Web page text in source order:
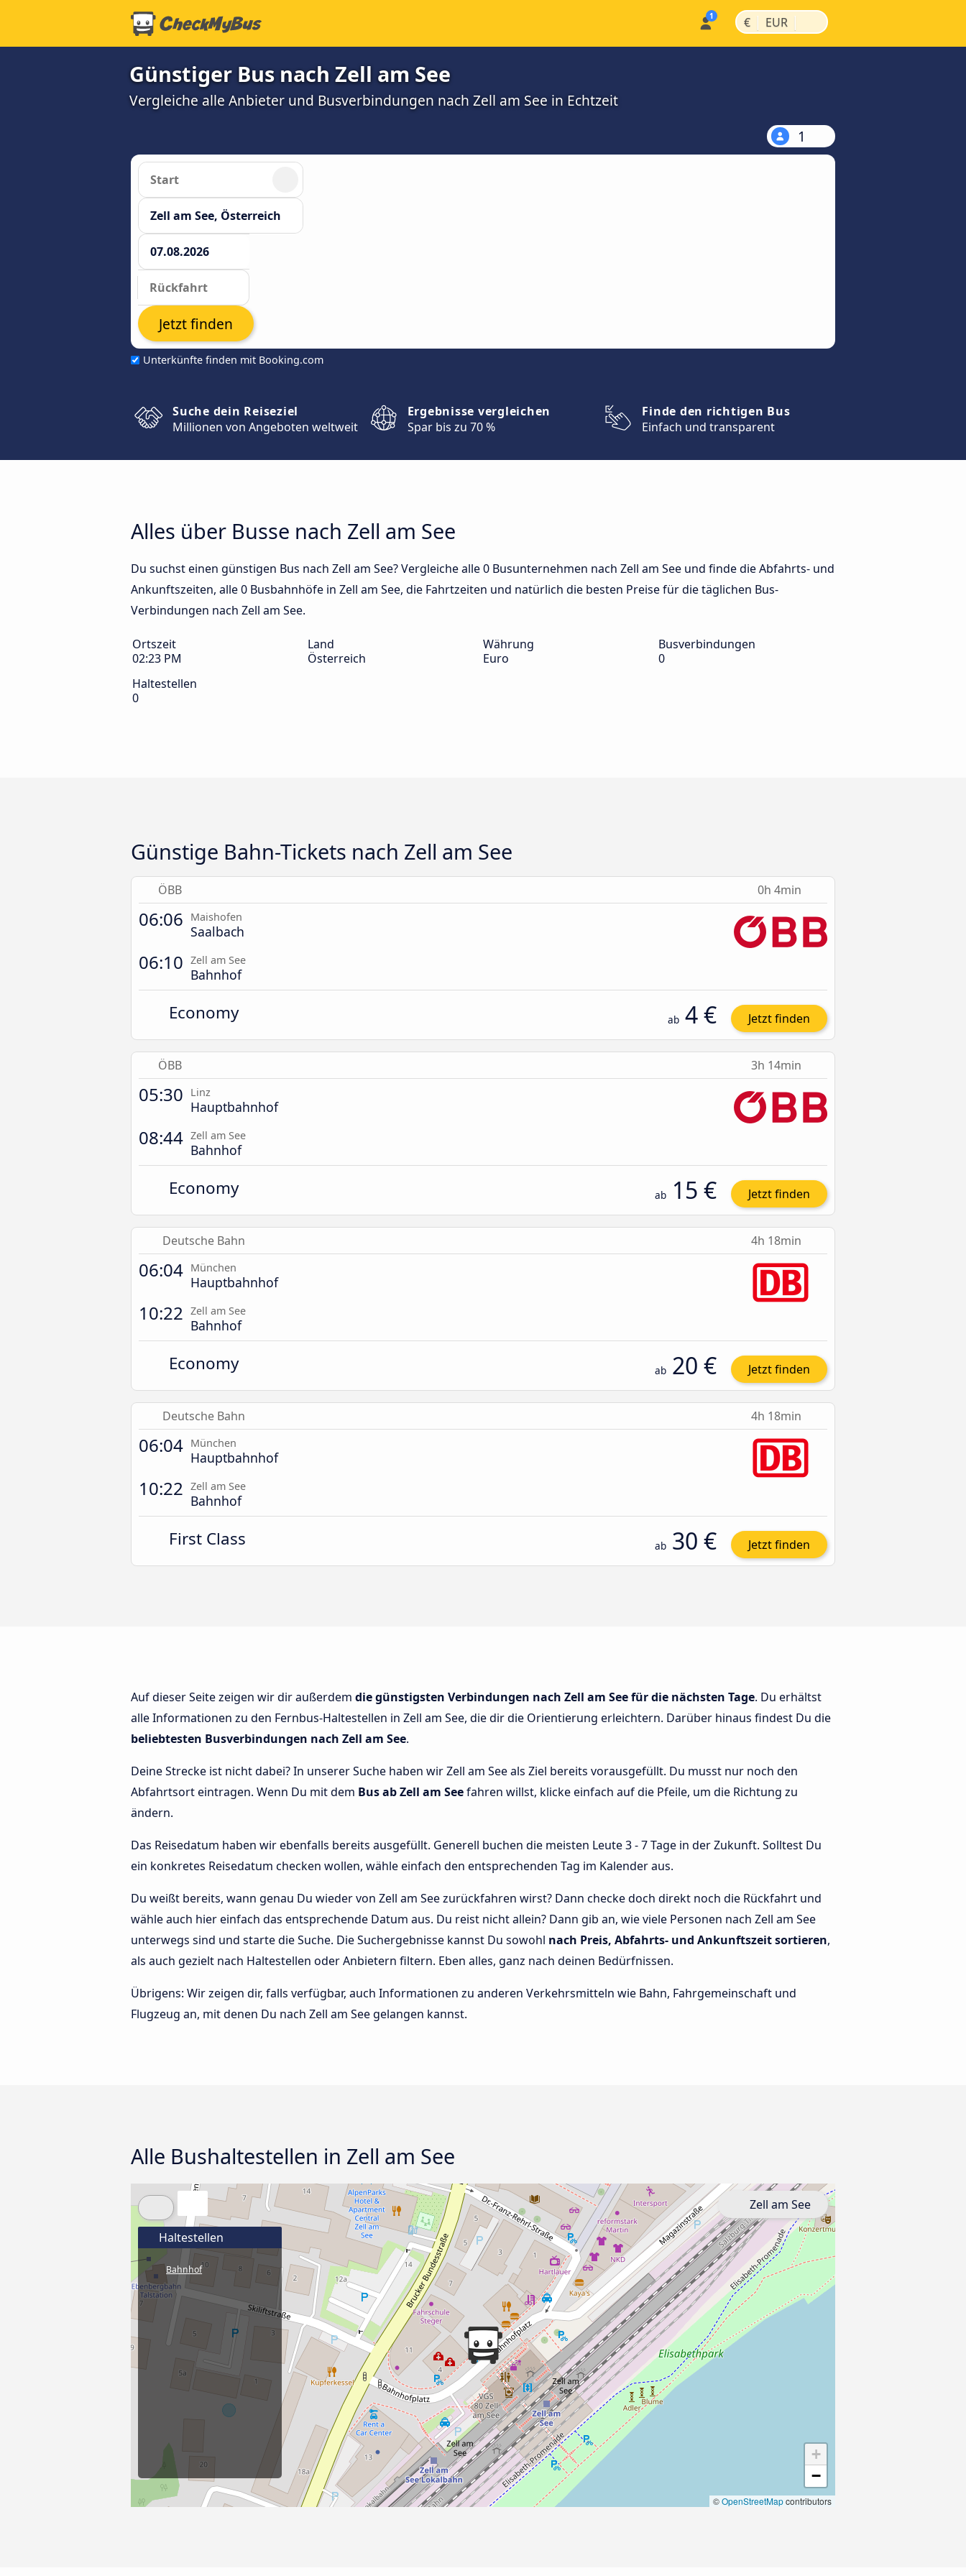
€ | EUR |
Günstiger Bus nach Zell am See
Vergleiche alle Anbieter und Busverbindungen nach Zell am See in Echtzeit
1
Unterkünfte finden mit Booking.com
Jetzt finden
Suche dein Reiseziel
Millionen von Angeboten weltweit
Ergebnisse vergleichen
Spar bis zu 70 %
Finde den richtigen Bus
Einfach und transparent
Alles über Busse nach Zell am See
Du suchst einen günstigen Bus nach Zell am See? Vergleiche alle 0 Busunternehmen nach Zell am See und finde die Abfahrts- und
Ankunftszeiten, alle 0 Busbahnhöfe in Zell am See, die Fahrtzeiten und natürlich die besten Preise für die täglichen Bus-
Verbindungen nach Zell am See.
Ortszeit
02:23 PM
Land
Österreich
Währung
Euro
Busverbindungen
0
Haltestellen
0
Günstige Bahn-Tickets nach Zell am See
ÖBB 0h 4min
06:06 Maishofen
Saalbach
06:10 Zell am See
Bahnhof
Economy ab 4 € Jetzt finden
ÖBB 3h 14min
05:30 Linz
Hauptbahnhof
08:44 Zell am See
Bahnhof
Economy ab 15 € Jetzt finden
Deutsche Bahn 4h 18min
06:04 München
Hauptbahnhof
10:22 Zell am See
Bahnhof
Economy ab 20 € Jetzt finden
Deutsche Bahn 4h 18min
06:04 München
Hauptbahnhof
10:22 Zell am See
Bahnhof
First Class ab 30 € Jetzt finden
Auf dieser Seite zeigen wir dir außerdem die günstigsten Verbindungen nach Zell am See für die nächsten Tage. Du erhältst
alle Informationen zu den Fernbus-Haltestellen in Zell am See, die dir die Orientierung erleichtern. Darüber hinaus findest Du die
beliebtesten Busverbindungen nach Zell am See.
Deine Strecke ist nicht dabei? In unserer Suche haben wir Zell am See als Ziel bereits vorausgefüllt. Du musst nur noch den
Abfahrtsort eintragen. Wenn Du mit dem Bus ab Zell am Seefahren willst, klicke einfach auf die Pfeile, um die Richtung zu
ändern.
Das Reisedatum haben wir ebenfalls bereits ausgefüllt. Generell buchen die meisten Leute 3 - 7 Tage in der Zukunft. Solltest Du
ein konkretes Reisedatum checken wollen, wähle einfach den entsprechenden Tag im Kalender aus.
Du weißt bereits, wann genau Du wieder von Zell am See zurückfahren wirst? Dann checke doch direkt noch die Rückfahrt und
wähle auch hier einfach das entsprechende Datum aus. Du reist nicht allein? Dann gib an, wie viele Personen nach Zell am See
unterwegs sind und starte die Suche. Die Suchergebnisse kannst Du sowohl nach Preis, Abfahrts- und Ankunftszeit sortieren,
als auch gezielt nach Haltestellen oder Anbietern filtern. Eben alles, ganz nach deinen Bedürfnissen.
Übrigens: Wir zeigen dir, falls verfügbar, auch Informationen zu anderen Verkehrsmitteln wie Bahn, Fahrgemeinschaft und
Flugzeug an, mit denen Du nach Zell am See gelangen kannst.
Alle Bushaltestellen in Zell am See
+
−
©OpenStreetMapcontributors
Haltestellen
Bahnhof
Zell am See